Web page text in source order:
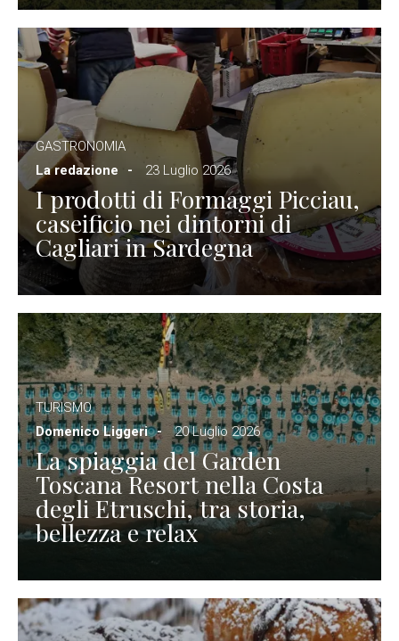
GASTRONOMIA
La redazione
23 Luglio 2026
I prodotti di Formaggi Picciau,
caseificio nei dintorni di
Cagliari in Sardegna
TURISMO
Domenico Liggeri
20 Luglio 2026
La spiaggia del Garden
Toscana Resort nella Costa
degli Etruschi, tra storia,
bellezza e relax